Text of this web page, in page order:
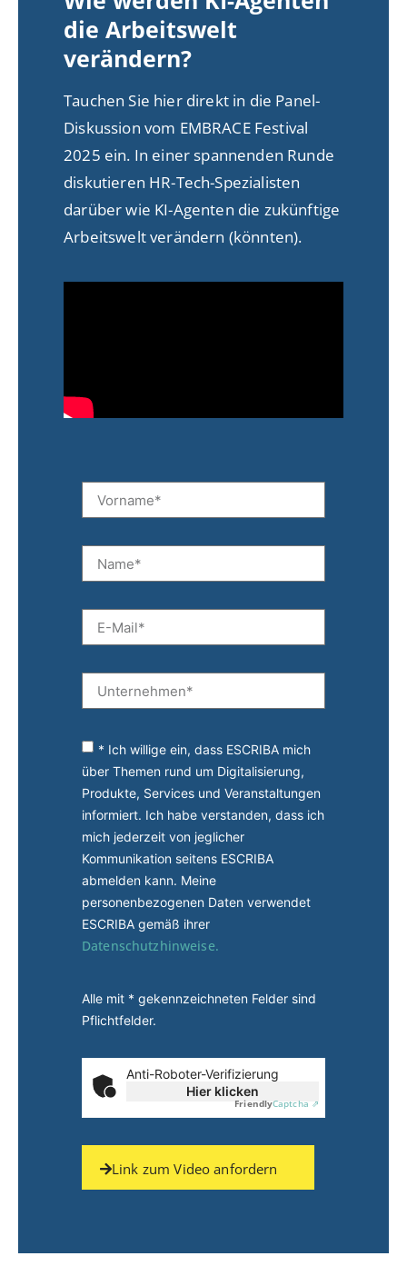
die Arbeitswelt
verändern?
Tauchen Sie hier direkt in die Panel-
Diskussion vom EMBRACE Festival
2025 ein. In einer spannenden Runde
diskutieren HR-Tech-Spezialisten
darüber wie KI-Agenten die zukünftige
Arbeitswelt verändern (könnten).
* Ich willige ein, dass ESCRIBA mich
über Themen rund um Digitalisierung,
Produkte, Services und Veranstaltungen
informiert. Ich habe verstanden, dass ich
mich jederzeit von jeglicher
Kommunikation seitens ESCRIBA
abmelden kann. Meine
personenbezogenen Daten verwendet
ESCRIBA gemäß ihrer
Datenschutzhinweise.
Alle mit * gekennzeichneten Felder sind
Pflichtfelder.
Anti-Roboter-Verifizierung
Hier klicken
FriendlyCaptcha ⇗
Link zum Video anfordern